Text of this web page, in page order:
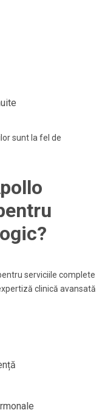
sunt la fel de
serviciile complete
clinică avansată